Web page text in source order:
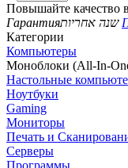
Повышайте
Гарантияשנה אחריות
Категории
Компьютеры
Моноблоки (All-In-
Настольные
Ноутбуки
Gaming
Мониторы
Печать и
Серверы
Программы